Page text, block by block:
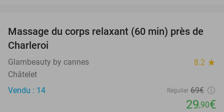
57%
Massage du corps relaxant (60 min) près de
Charleroi
Glambeauty by cannes 8.2 star
Châtelet
Vendu : 14
Régulier 69€
29,90€